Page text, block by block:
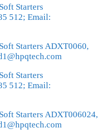
Starters
512; Email:
Starters ADXT0060,
Starters
512; Email:
Starters ADXT006024,